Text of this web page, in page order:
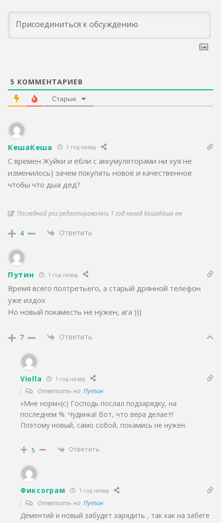
5 КОММЕНТАРИЕВ
Старые
КешаКеша 1 год назад
С времен Жуйки и ебли с аккумуляторами ни хуя не
изменилось) зачем покупать новое и качественное
чтобы что дыа дед?
Последний раз редактировалось 1 год назад КешаКеша ем
4 Ответить
Путин 1 год назад
Время всего полтретьего, а старый дрянной телефон
уже издох
Но новый покаместь не нужен, ага )))
7 Ответить
Violla 1 год назад
Ответить на Путин
«Мне норм»(с) Господь послал подзарядку, на
последнем %. Чудинка! Вот, что вера делает!
Поэтому новый, само собой, покамись не нужен.
5 Ответить
Фиксограм 1 год назад
Ответить на Путин
Дементий и новый забудет зарядить , так как на забеге